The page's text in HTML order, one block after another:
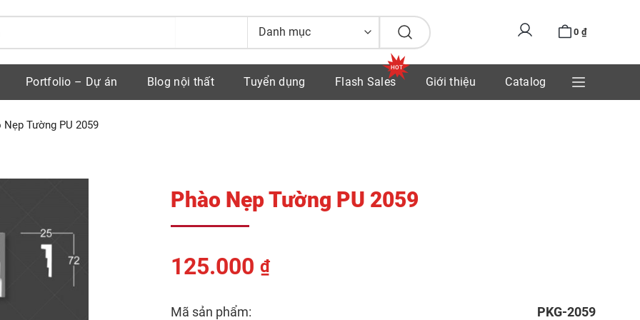
0 ₫
Portfolio – Dự án Blog nội thất Tuyển dụng Flash Sales Giới thiệu Catalog
Nẹp Tường PU 2059
Phào Nẹp Tường PU 2059
125.000 ₫
Mã sản phẩm: PKG-2059